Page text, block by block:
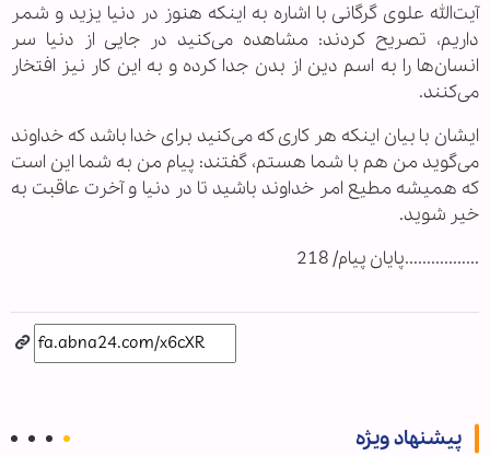
آیت‌الله علوی گرگانی با اشاره به اینکه هنوز در دنیا یزید و شمر
داریم، تصریح کردند: مشاهده می‌کنید در جایی از دنیا سر
انسان‌ها را به اسم دین از بدن جدا کرده و به این کار نیز افتخار
می‌کنند.
ایشان با بیان اینکه هر کاری که می‌کنید برای خدا باشد که خداوند
می‌گوید من هم با شما هستم، گفتند: پیام من به شما این است
که همیشه مطیع امر خداوند باشید تا در دنیا و آخرت عاقبت به
خیر شوید.
.................پایان پیام/ 218
پیشنهاد ویژه